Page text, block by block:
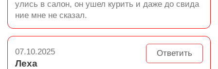
улись в салон, он ушел курить и даже до свида
ние мне не сказал.
Ответить
07.10.2025
Леха